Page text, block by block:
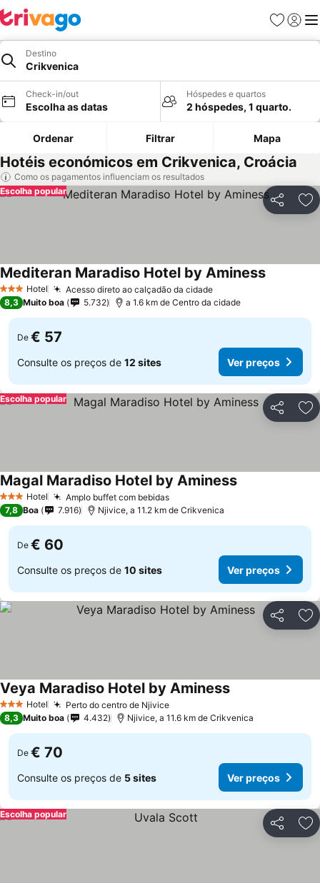
Favoritos
Iniciar
Destino
Crikvenica
Check-in/out
Escolha as datas
Hóspedes e quartos
2 hóspedes, 1 quarto.
Ordenar Filtrar Mapa
Hotéis económicos em Crikvenica, Croácia
Como os pagamentos influenciam os resultados
Partilhar
Escolha popular
3 EstrelasHotel Acesso direto ao calçadão da cidade
Mediteran Maradiso Hotel by Aminess
8,3 Muito boa 5.732 a 1.6 km de Centro da cidade
De € 57
Consulte os preços de 12 sites Ver preços
Partilhar
Escolha popular
3 EstrelasHotel Amplo buffet com bebidas
Magal Maradiso Hotel by Aminess
7,8 Boa 7.916 Njivice, a 11.2 km de Crikvenica
De € 60
Consulte os preços de 10 sites Ver preços
Partilhar
3 EstrelasHotel Perto do centro de Njivice
Veya Maradiso Hotel by Aminess
8,3 Muito boa 4.432 Njivice, a 11.6 km de Crikvenica
De € 70
Consulte os preços de 5 sites Ver preços
Partilhar
Escolha popular